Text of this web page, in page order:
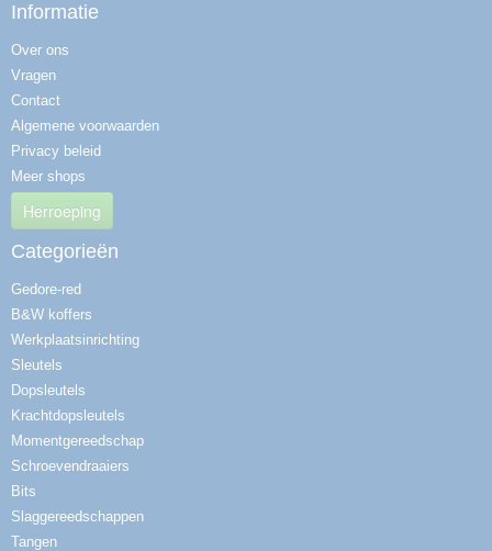
Informatie
Over ons
Vragen
Contact
Algemene voorwaarden
Privacy beleid
Meer shops
Herroeping
Categorieën
Gedore-red
B&W koffers
Werkplaatsinrichting
Sleutels
Dopsleutels
Krachtdopsleutels
Momentgereedschap
Schroevendraaiers
Bits
Slaggereedschappen
Tangen